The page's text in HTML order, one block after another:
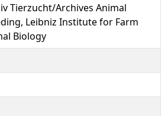
Tierzucht/Archives Animal
Leibniz Institute for Farm
Biology